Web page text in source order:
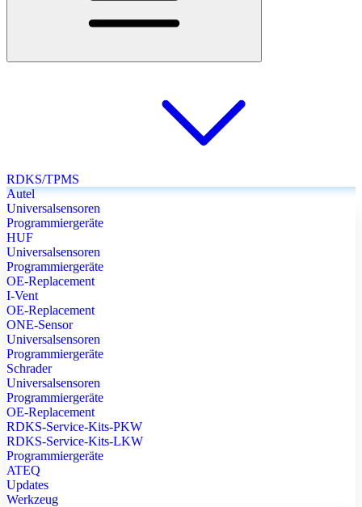
RDKS/TPMS
Autel
Universalsensoren
Programmiergeräte
HUF
Universalsensoren
Programmiergeräte
OE-Replacement
I-Vent
OE-Replacement
ONE-Sensor
Universalsensoren
Programmiergeräte
Schrader
Universalsensoren
Programmiergeräte
OE-Replacement
RDKS-Service-Kits-PKW
RDKS-Service-Kits-LKW
Programmiergeräte
ATEQ
Updates
Werkzeug